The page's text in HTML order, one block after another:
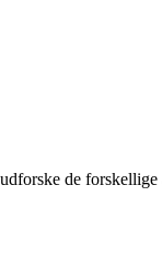
de forskellige